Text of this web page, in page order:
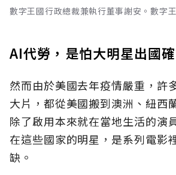
數字王國行政總裁兼執行董事謝安。數字
AI代勞，是怕大明星出國
然而由於美國去年疫情嚴重，許
大片，都從美國搬到澳洲、紐西
除了啟用本來就在當地生活的演
在這些國家的明星，是系列電影
缺。